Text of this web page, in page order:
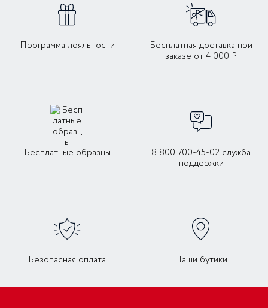
Программа лояльности
Бесплатная доставка при
заказе от 4 000 Р
Бесплатные образцы
8 800 700-45-02 служба
поддержки
Безопасная оплата Наши бутики